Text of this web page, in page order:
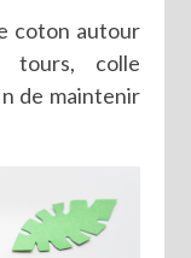
coton autour
tours, colle
de maintenir